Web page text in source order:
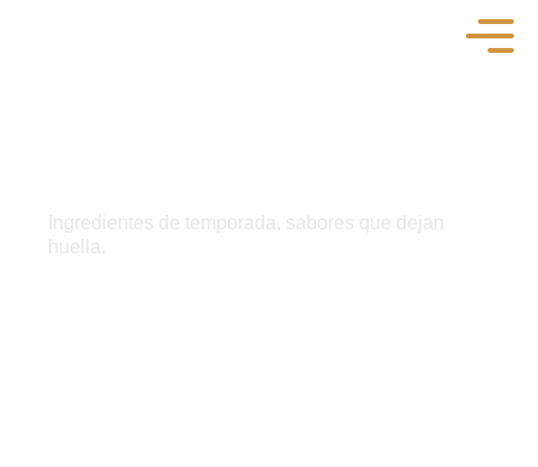
Ingredientes de temporada, sabores que dejan
huella.